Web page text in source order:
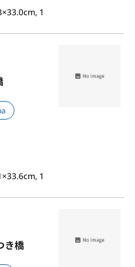
1
1
き橋